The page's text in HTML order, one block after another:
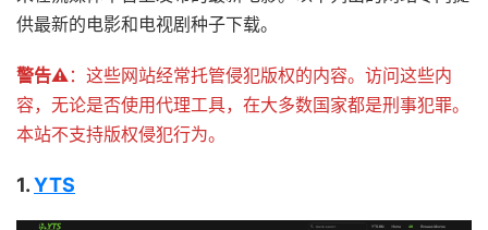
供最新的电影和电视剧种子下载。
警告⚠️：这些网站经常托管侵犯版权的内容。访问这些内
容，无论是否使用代理工具，在大多数国家都是刑事犯罪。
本站不支持版权侵犯行为。
1.YTS